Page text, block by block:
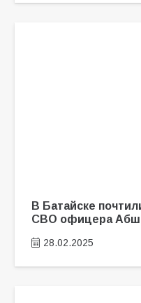
В Батайске
СВО офицера
28.02.2025